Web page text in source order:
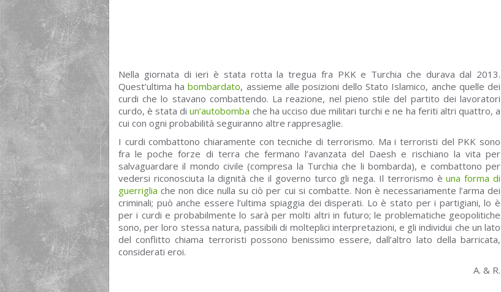
Nella giornata di ieri è stata rotta la tregua fra PKK e Turchia che durava dal 2013.
Quest’ultima habombardato, assieme alle posizioni dello Stato Islamico, anche quelle dei
curdi che lo stavano combattendo. La reazione, nel pieno stile del partito dei lavoratori
curdo, è stata diun’autobomba che ha ucciso due militari turchi e ne ha feriti altri quattro, a
cui con ogni probabilità seguiranno altre rappresaglie.
I curdi combattono chiaramente con tecniche di terrorismo. Ma i terroristi del PKK sono
fra le poche forze di terra che fermano l’avanzata del Daesh e rischiano la vita per
salvaguardare il mondo civile (compresa la Turchia che li bombarda), e combattono per
vedersi riconosciuta la dignità che il governo turco gli nega. Il terrorismo èuna forma di
guerriglia che non dice nulla su ciò per cui si combatte. Non è necessariamente l’arma dei
criminali; può anche essere l’ultima spiaggia dei disperati. Lo è stato per i partigiani, lo è
per i curdi e probabilmente lo sarà per molti altri in futuro; le problematiche geopolitiche
sono, per loro stessa natura, passibili di molteplici interpretazioni, e gli individui che un lato
del conflitto chiama terroristi possono benissimo essere, dall’altro lato della barricata,
considerati eroi.
A. & R.